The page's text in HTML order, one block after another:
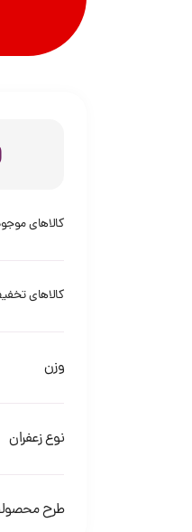
کالاهای
کالاهای
وزن
نوع زعفران
طرح